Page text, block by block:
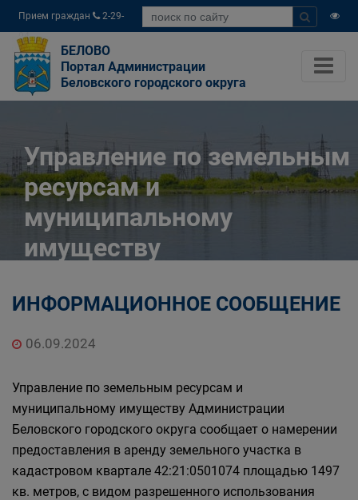
Прием граждан
2-29-
04
БЕЛОВО
Портал Администрации
Беловского городского округа
Управление по земельным
ресурсам и
муниципальному
имуществу
Беловского городского
округа
Структурные подразделения Администрации
Беловского городского округа
Управление по земельным ресурсам и
муниципальному имуществу Администрации
Беловского городского округа
ИНФОРМАЦИОННОЕ СООБЩЕНИЕ
06.09.2024
Управление по земельным ресурсам и
муниципальному имуществу Администрации
Беловского городского округа сообщает о намерении
предоставления в аренду земельного участка в
кадастровом квартале 42:21:0501074 площадью 1497
кв. метров, с видом разрешенного использования